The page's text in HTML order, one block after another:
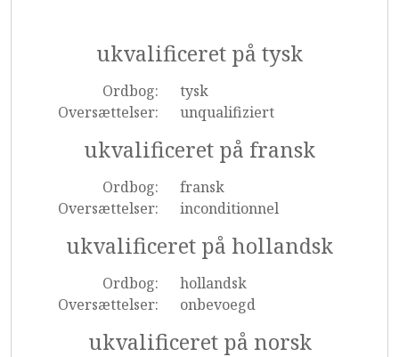
ukvalificeret på tysk
Ordbog:
tysk
Oversættelser:
unqualifiziert
ukvalificeret på fransk
Ordbog:
fransk
Oversættelser:
inconditionnel
ukvalificeret på hollandsk
Ordbog:
hollandsk
Oversættelser:
onbevoegd
ukvalificeret på norsk